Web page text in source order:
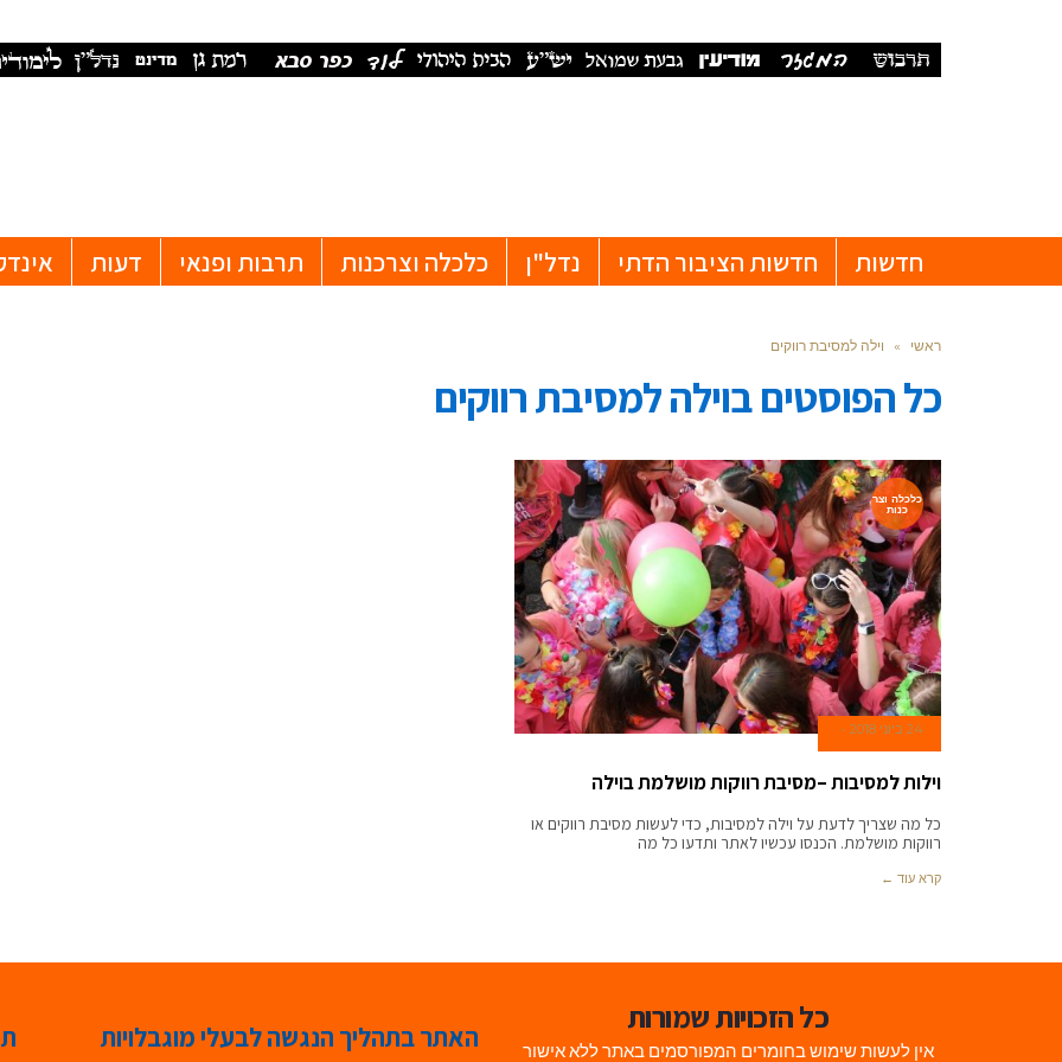
חדשות חדשות הציבור הדתי נדל"ן כלכלה וצרכנות תרבות ופנאי דעות
ראשי » וילה למסיבת רווקים
כל הפוסטים בוילה למסיבת רווקים
כלכלה וצר
כנות
24 ביוני 2018
וילות למסיבות –מסיבת רווקות מושלמת בוילה
כל מה שצריך לדעת על וילה למסיבות, כדי לעשות מסיבת רווקים או
רווקות מושלמת. הכנסו עכשיו לאתר ותדעו כל מה
קרא עוד ←
כל הזכויות שמורות
אין לעשות שימוש בחומרים המפורסמים באתר ללא אישור האתר בתהליך הנגשה לבעלי מוגבלויות